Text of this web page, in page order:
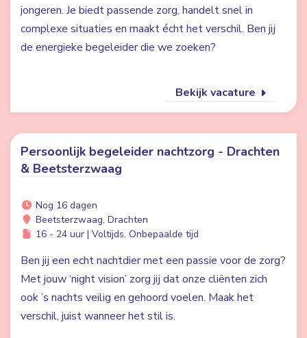
jongeren. Je biedt passende zorg, handelt snel in
complexe situaties en maakt écht het verschil. Ben jij
de energieke begeleider die we zoeken?
Bekijk vacature
Persoonlijk begeleider nachtzorg - Drachten
& Beetsterzwaag
Nog 16 dagen
Beetsterzwaag, Drachten
16 - 24 uur | Voltijds, Onbepaalde tijd
Ben jij een echt nachtdier met een passie voor de zorg?
Met jouw ‘night vision’ zorg jij dat onze cliënten zich
ook ’s nachts veilig en gehoord voelen. Maak het
verschil, juist wanneer het stil is.